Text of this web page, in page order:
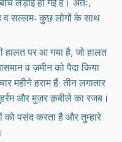
सल्लम- कुछ लोगों के साथ
पर आ गया है, जो हालत
व ज़मीन को पैदा किया
महीने हराम हैं: तीन लगातार
और मुज़र क़बीले का रजब।
को पसंद करता है और तुम्हारे